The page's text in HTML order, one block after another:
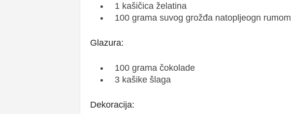
1 kašičica želatina
100 grama suvog grožđa natopljeogn rumom
Glazura:
100 grama čokolade
3 kašike šlaga
Dekoracija: